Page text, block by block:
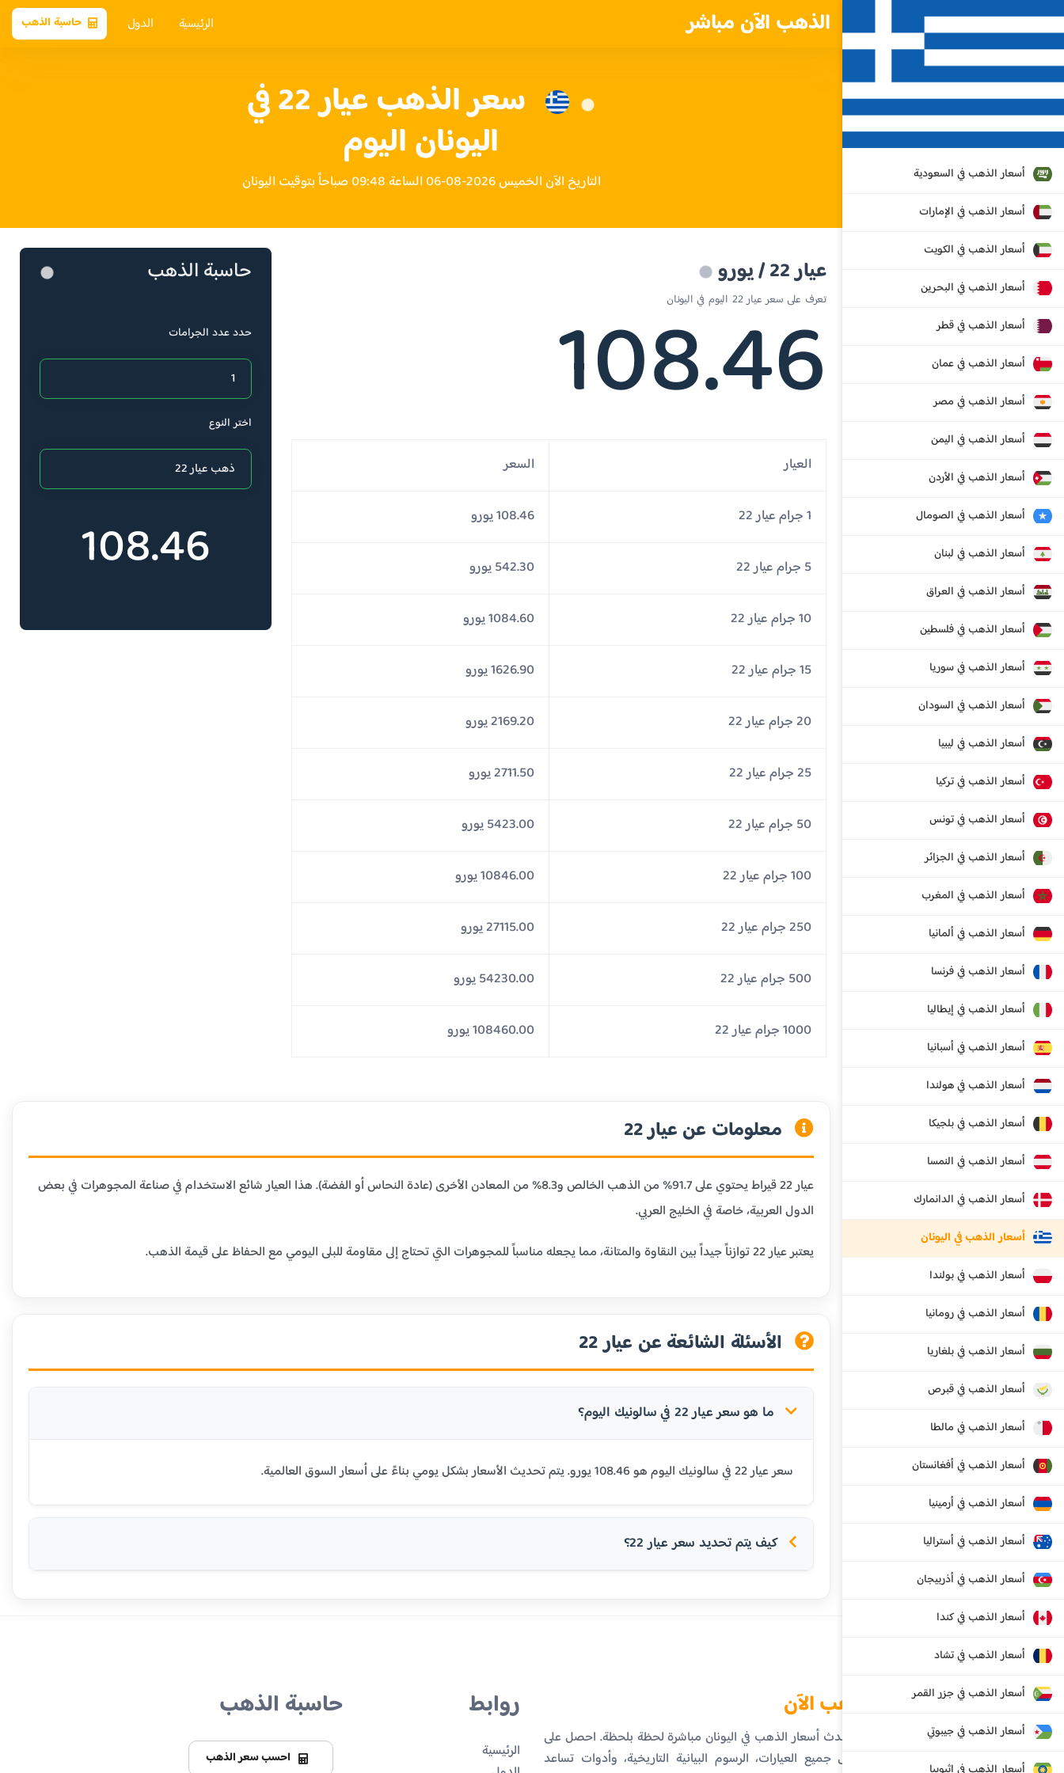
الذهب الآن مباشر الرئيسية الدول حاسبة الذهب
أسعار الذهب في السعودية
أسعار الذهب في الإمارات
أسعار الذهب في الكويت
أسعار الذهب في البحرين
أسعار الذهب في قطر
أسعار الذهب في عمان
أسعار الذهب في مصر
أسعار الذهب في اليمن
أسعار الذهب في الأردن
أسعار الذهب في الصومال
أسعار الذهب في لبنان
أسعار الذهب في العراق
أسعار الذهب في فلسطين
أسعار الذهب في سوريا
أسعار الذهب في السودان
أسعار الذهب في ليبيا
أسعار الذهب في تركيا
أسعار الذهب في تونس
أسعار الذهب في الجزائر
أسعار الذهب في المغرب
أسعار الذهب في ألمانيا
أسعار الذهب في فرنسا
أسعار الذهب في إيطاليا
أسعار الذهب في أسبانيا
أسعار الذهب في هولندا
أسعار الذهب في بلجيكا
أسعار الذهب في النمسا
أسعار الذهب في الدانمارك
أسعار الذهب في اليونان
أسعار الذهب في بولندا
أسعار الذهب في رومانيا
أسعار الذهب في بلغاريا
أسعار الذهب في قبرص
أسعار الذهب في مالطا
أسعار الذهب في أفغانستان
أسعار الذهب في أرمينيا
أسعار الذهب في أستراليا
أسعار الذهب في أذربيجان
أسعار الذهب في كندا
أسعار الذهب في تشاد
أسعار الذهب في جزر القمر
أسعار الذهب في جيبوتي
سعر الذهب عيار 22 في
اليونان اليوم
التاريخ الآن الخميس 2026-08-06 الساعة 09:48 صباحاً بتوقيت اليونان
عيار 22 / يورو
تعرف على سعر عيار 22 اليوم في اليونان
108.46
العيار السعر
1 جرام عيار 22 108.46 يورو
5 جرام عيار 22 542.30 يورو
10 جرام عيار 22 1084.60 يورو
15 جرام عيار 22 1626.90 يورو
20 جرام عيار 22 2169.20 يورو
25 جرام عيار 22 2711.50 يورو
50 جرام عيار 22 5423.00 يورو
100 جرام عيار 22 10846.00 يورو
250 جرام عيار 22 27115.00 يورو
500 جرام عيار 22 54230.00 يورو
1000 جرام عيار 22 108460.00 يورو
حاسبة الذهب
حدد عدد الجرامات
اختر النوع
108.46
معلومات عن عيار 22
عيار 22 قيراط يحتوي على 91.7% من الذهب الخالص و8.3% من المعادن الأخرى (عادة النحاس أو الفضة). هذا العيار شائع الاستخدام في صناعة المجوهرات في بعض
الدول العربية، خاصة في الخليج العربي.
يعتبر عيار 22 توازناً جيداً بين النقاوة والمتانة، مما يجعله مناسباً للمجوهرات التي تحتاج إلى مقاومة للبلى اليومي مع الحفاظ على قيمة الذهب.
الأسئلة الشائعة عن عيار 22
ما هو سعر عيار 22 في سالونيك اليوم؟
سعر عيار 22 في سالونيك اليوم هو 108.46 يورو. يتم تحديث الأسعار بشكل يومي بناءً على أسعار السوق العالمية.
كيف يتم تحديد سعر عيار 22؟
الذهب الآن
تابع أحدث أسعار الذهب في اليونان مباشرة لحظة بلحظة. احصل على
تفاصيل جميع العيارات، الرسوم البيانية التاريخية، وأدوات تساعد
روابط
الرئيسية
حاسبة الذهب
احسب سعر الذهب